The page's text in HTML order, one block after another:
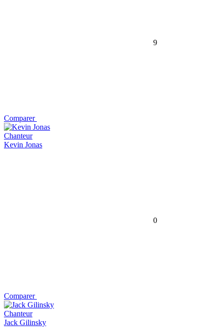
9
Comparer
Chanteur
Kevin Jonas
0
Comparer
Chanteur
Jack Gilinsky